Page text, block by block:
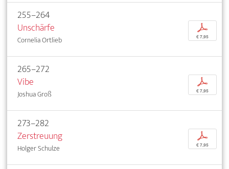
255–264
Unschärfe
Cornelia Ortlieb
p
€ 7,95
265–272
Vibe
Joshua Groß
p
€ 7,95
273–282
Zerstreuung
Holger Schulze
p
€ 7,95